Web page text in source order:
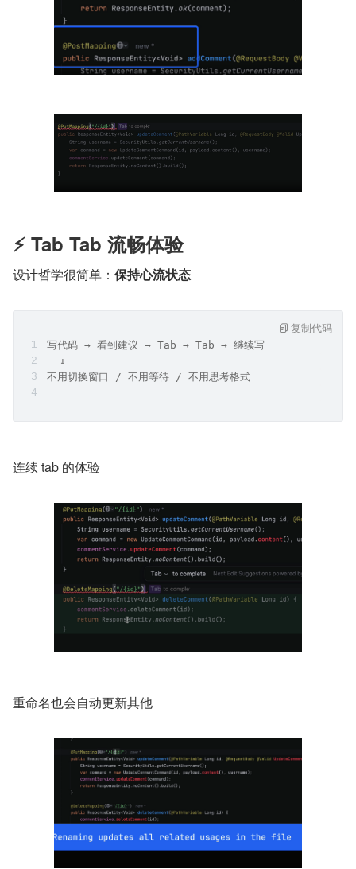
⚡ Tab Tab 流畅体验
设计哲学很简单： 保持心流状态
写代码 → 看到建议 → Tab → Tab → 继续写
  ↓
不用切换窗口 / 不用等待 / 不用思考格式
复制代码
连续 tab 的体验
重命名也会自动更新其他